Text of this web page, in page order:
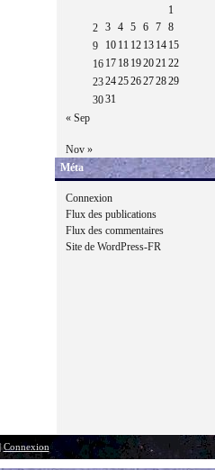
1
2
3 4 5 6 7
8
9
10 11 12 13 14 15
16 17 18 192021 22
23242526272829
3031
« Sep
Nov »
Méta
Connexion
Flux des publications
Flux des commentaires
Site de WordPress-FR
Connexion